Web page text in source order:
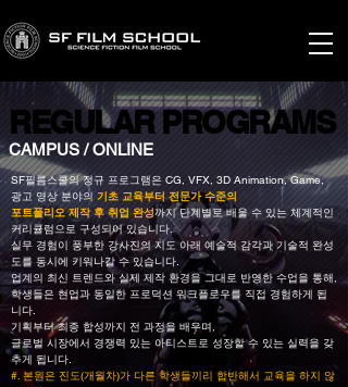
REGULAR PROGRAMS
REGULAR PROGRAMS
CAMPUS / ONLINE
SF필름스쿨의 정규 프로그램은 CG, VFX, 3D Animation, Game,
광고 영상 분야의 기초 교육부터 전문가 수준의
포트폴리오 제작 후 취업 완성까지단계별로 배울 수 있는 체계적인
커리큘럼으로 구성되어 있습니다.
실무 경험이 풍부한 강사진의 지도 아래 예술적 감각과 기술적 완성
도를 동시에 키워나갈 수 있습니다.
업계의 최신 트렌드와 실제 제작 환경을 그대로 반영한 수업을 통해,
학생들은 현업과 동일한 프로덕션 워크플로우를 직접 경험하게 됩
니다.
기획부터 최종 합성까지 전 과정을 배우며,
글로벌 시장에서 경쟁력 있는 아티스트로 성장할 수 있는 실력을 갖
추게 됩니다.
#. 본원은 진도(개월차)가 다른 학생들끼리 합반해서 교육을 하지 않